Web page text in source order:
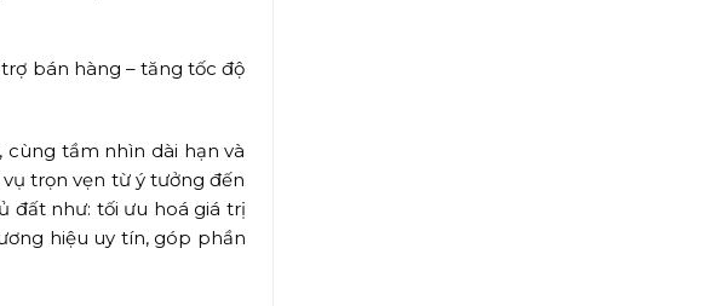
bán hàng – tăng tốc độ
tầm nhìn dài hạn và
trọn vẹn từ ý tưởng đến
đất như: tối ưu hoá giá trị
hiệu uy tín, góp phần